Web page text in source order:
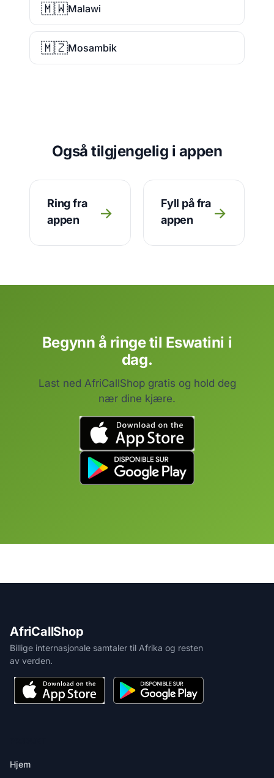
🇲🇼Malawi
🇲🇿Mosambik
Også tilgjengelig i appen
Ring fra
appen
→
Fyll på fra
appen
→
Begynn å ringe til Eswatini i
dag.
Last ned AfriCallShop gratis og hold deg
nær dine kjære.
AfriCallShop
Billige internasjonale samtaler til Afrika og resten
av verden.
Hjem